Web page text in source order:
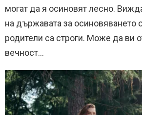
могат да я осиновят лесно.
на държавата за осиновяването
родители са строги. Може да ви
вечност…